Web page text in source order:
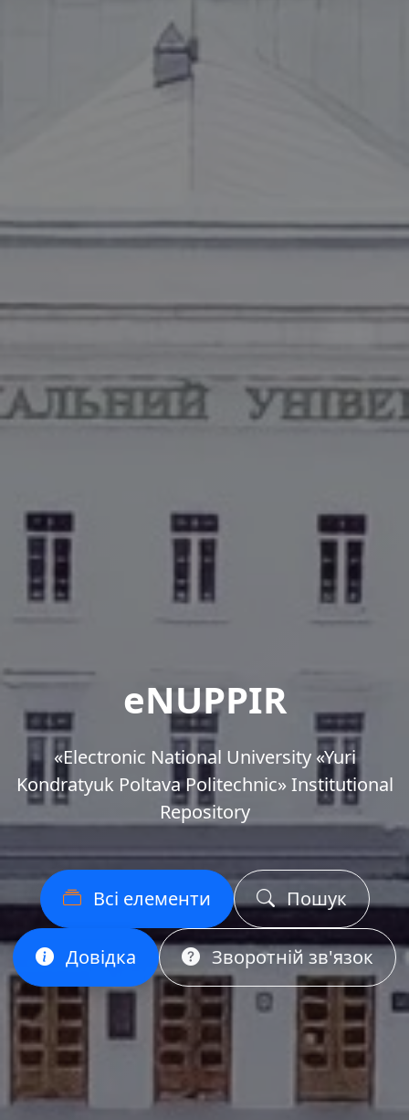
eNUPPIR
«Еlectronic National University «Yuri
Kondratyuk Poltava Politechnic» Institutional
Repository
Всі елементи Пошук
Довідка Зворотній зв'язок